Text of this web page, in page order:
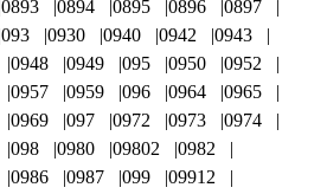
0893 0894 0895 0896
0897
093 0930 0940 0942
0943
0948 0949 095 0950
0952
0957 0959 096 0964
0965
0969 097 0972 0973
0974
098 0980 09802
0982
0986 0987 099
09912